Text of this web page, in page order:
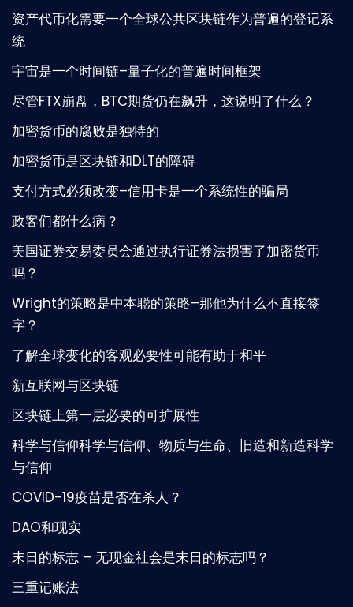
资产代币化需要一个全球公共区块链作为普遍的登记系
统
宇宙是一个时间链–量子化的普遍时间框架
尽管FTX崩盘，BTC期货仍在飙升，这说明了什么？
加密货币的腐败是独特的
加密货币是区块链和DLT的障碍
支付方式必须改变–信用卡是一个系统性的骗局
政客们都什么病？
美国证券交易委员会通过执行证券法损害了加密货币
吗？
Wright的策略是中本聪的策略–那他为什么不直接签
字？
了解全球变化的客观必要性可能有助于和平
新互联网与区块链
区块链上第一层必要的可扩展性
科学与信仰科学与信仰、物质与生命、旧造和新造科学
与信仰
COVID-19疫苗是否在杀人？
DAO和现实
末日的标志 – 无现金社会是末日的标志吗？
三重记账法